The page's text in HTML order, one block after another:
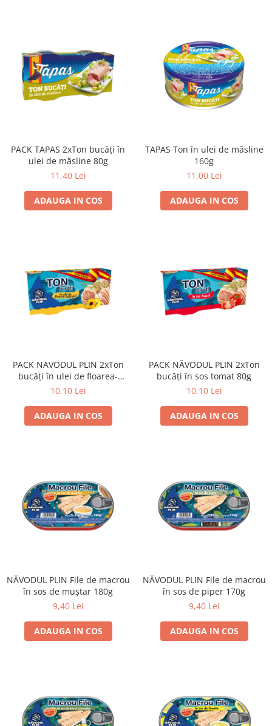
PACK TAPAS 2xTon bucăți în
ulei de măsline 80g
11,40 Lei
ADAUGA IN COS
TAPAS Ton în ulei de măsline
160g
11,00 Lei
ADAUGA IN COS
PACK NAVODUL PLIN 2xTon
bucăți în ulei de floarea-
soarelui 80g
10,10 Lei
ADAUGA IN COS
PACK NĂVODUL PLIN 2xTon
bucăți în sos tomat 80g
10,10 Lei
ADAUGA IN COS
NĂVODUL PLIN File de macrou
în sos de muștar 180g
9,40 Lei
ADAUGA IN COS
NĂVODUL PLIN File de macrou
în sos de piper 170g
9,40 Lei
ADAUGA IN COS